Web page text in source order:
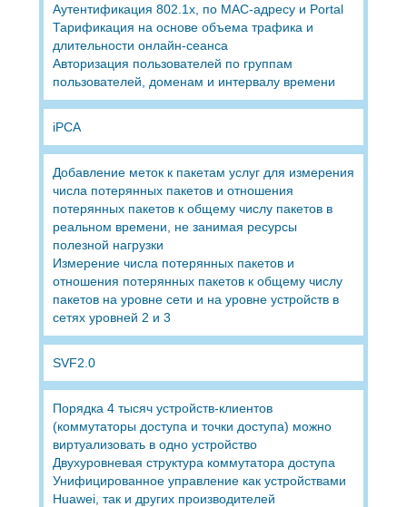
Аутентификация 802.1x, по MAC-адресу и Portal
Тарификация на основе объема трафика и
длительности онлайн-сеанса
Авторизация пользователей по группам
пользователей, доменам и интервалу времени
iPCA
Добавление меток к пакетам услуг для измерения
числа потерянных пакетов и отношения
потерянных пакетов к общему числу пакетов в
реальном времени, не занимая ресурсы
полезной нагрузки
Измерение числа потерянных пакетов и
отношения потерянных пакетов к общему числу
пакетов на уровне сети и на уровне устройств в
сетях уровней 2 и 3
SVF2.0
Порядка 4 тысяч устройств-клиентов
(коммутаторы доступа и точки доступа) можно
виртуализовать в одно устройство
Двухуровневая структура коммутатора доступа
Унифицированное управление как устройствами
Huawei, так и других производителей